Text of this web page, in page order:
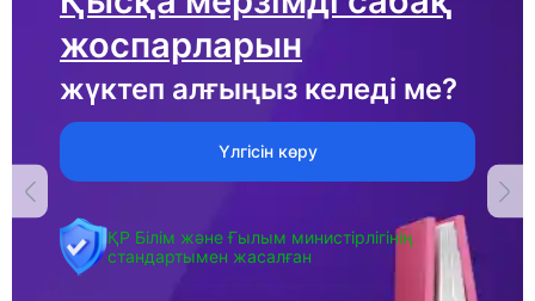
жоспарларын
жүктеп алғыңыз келеді ме?
Үлгісін көру
ҚР Білім және Ғылым министірлігінің
стандартымен жасалған